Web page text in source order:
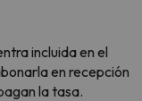
incluida en el
en recepción
la tasa.